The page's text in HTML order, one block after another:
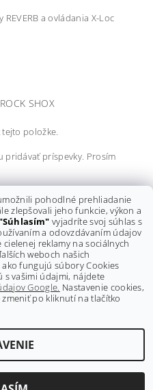
a ovládania X-Loc
ROCK SHOX
položke.
pridávať príspevky. Prosím
pridávať hodnotenie. Prosím
Upraviť nastavenie cookies
Shoptet
pohodlné prehliadanie
zlepšovali jeho funkcie, výkon a
vyjadríte svoj súhlas s
a odovzdávaním údajov
reklamy na sociálnych
weboch našich
fungujú súbory Cookies
s vašimi údajmi, nájdete
Google. Nastavenie cookies,
po kliknutí na tlačítko